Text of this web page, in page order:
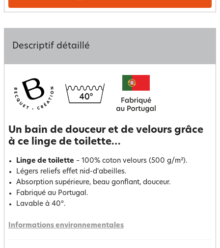
Descriptif détaillé
Un bain de douceur et de velours grâce
à ce linge de toilette…
Linge de toilette – 100% coton velours (500 g/m²).
Légers reliefs effet nid-d'abeilles.
Absorption supérieure, beau gonflant, douceur.
Fabriqué au Portugal.
Lavable à 40°.
Informations environnementales